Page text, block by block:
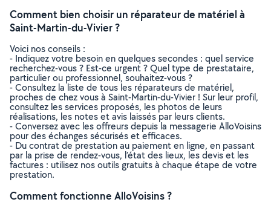
Comment bien choisir un réparateur de matériel à
Saint-Martin-du-Vivier ?
Voici nos conseils :
- Indiquez votre besoin en quelques secondes : quel service
recherchez-vous ? Est-ce urgent ? Quel type de prestataire,
particulier ou professionnel, souhaitez-vous ?
- Consultez la liste de tous les réparateurs de matériel,
proches de chez vous à Saint-Martin-du-Vivier ! Sur leur profil,
consultez les services proposés, les photos de leurs
réalisations, les notes et avis laissés par leurs clients.
- Conversez avec les offreurs depuis la messagerie AlloVoisins
pour des échanges sécurisés et efficaces.
- Du contrat de prestation au paiement en ligne, en passant
par la prise de rendez-vous, l’état des lieux, les devis et les
factures : utilisez nos outils gratuits à chaque étape de votre
prestation.
Comment fonctionne AlloVoisins ?